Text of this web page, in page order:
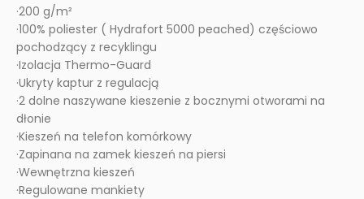
·200 g/m²
·100% poliester ( Hydrafort 5000 peached) częściowo
pochodzący z recyklingu
·Izolacja Thermo-Guard
·Ukryty kaptur z regulacją
·2 dolne naszywane kieszenie z bocznymi otworami na
dłonie
·Kieszeń na telefon komórkowy
·Zapinana na zamek kieszeń na piersi
·Wewnętrzna kieszeń
·Regulowane mankiety